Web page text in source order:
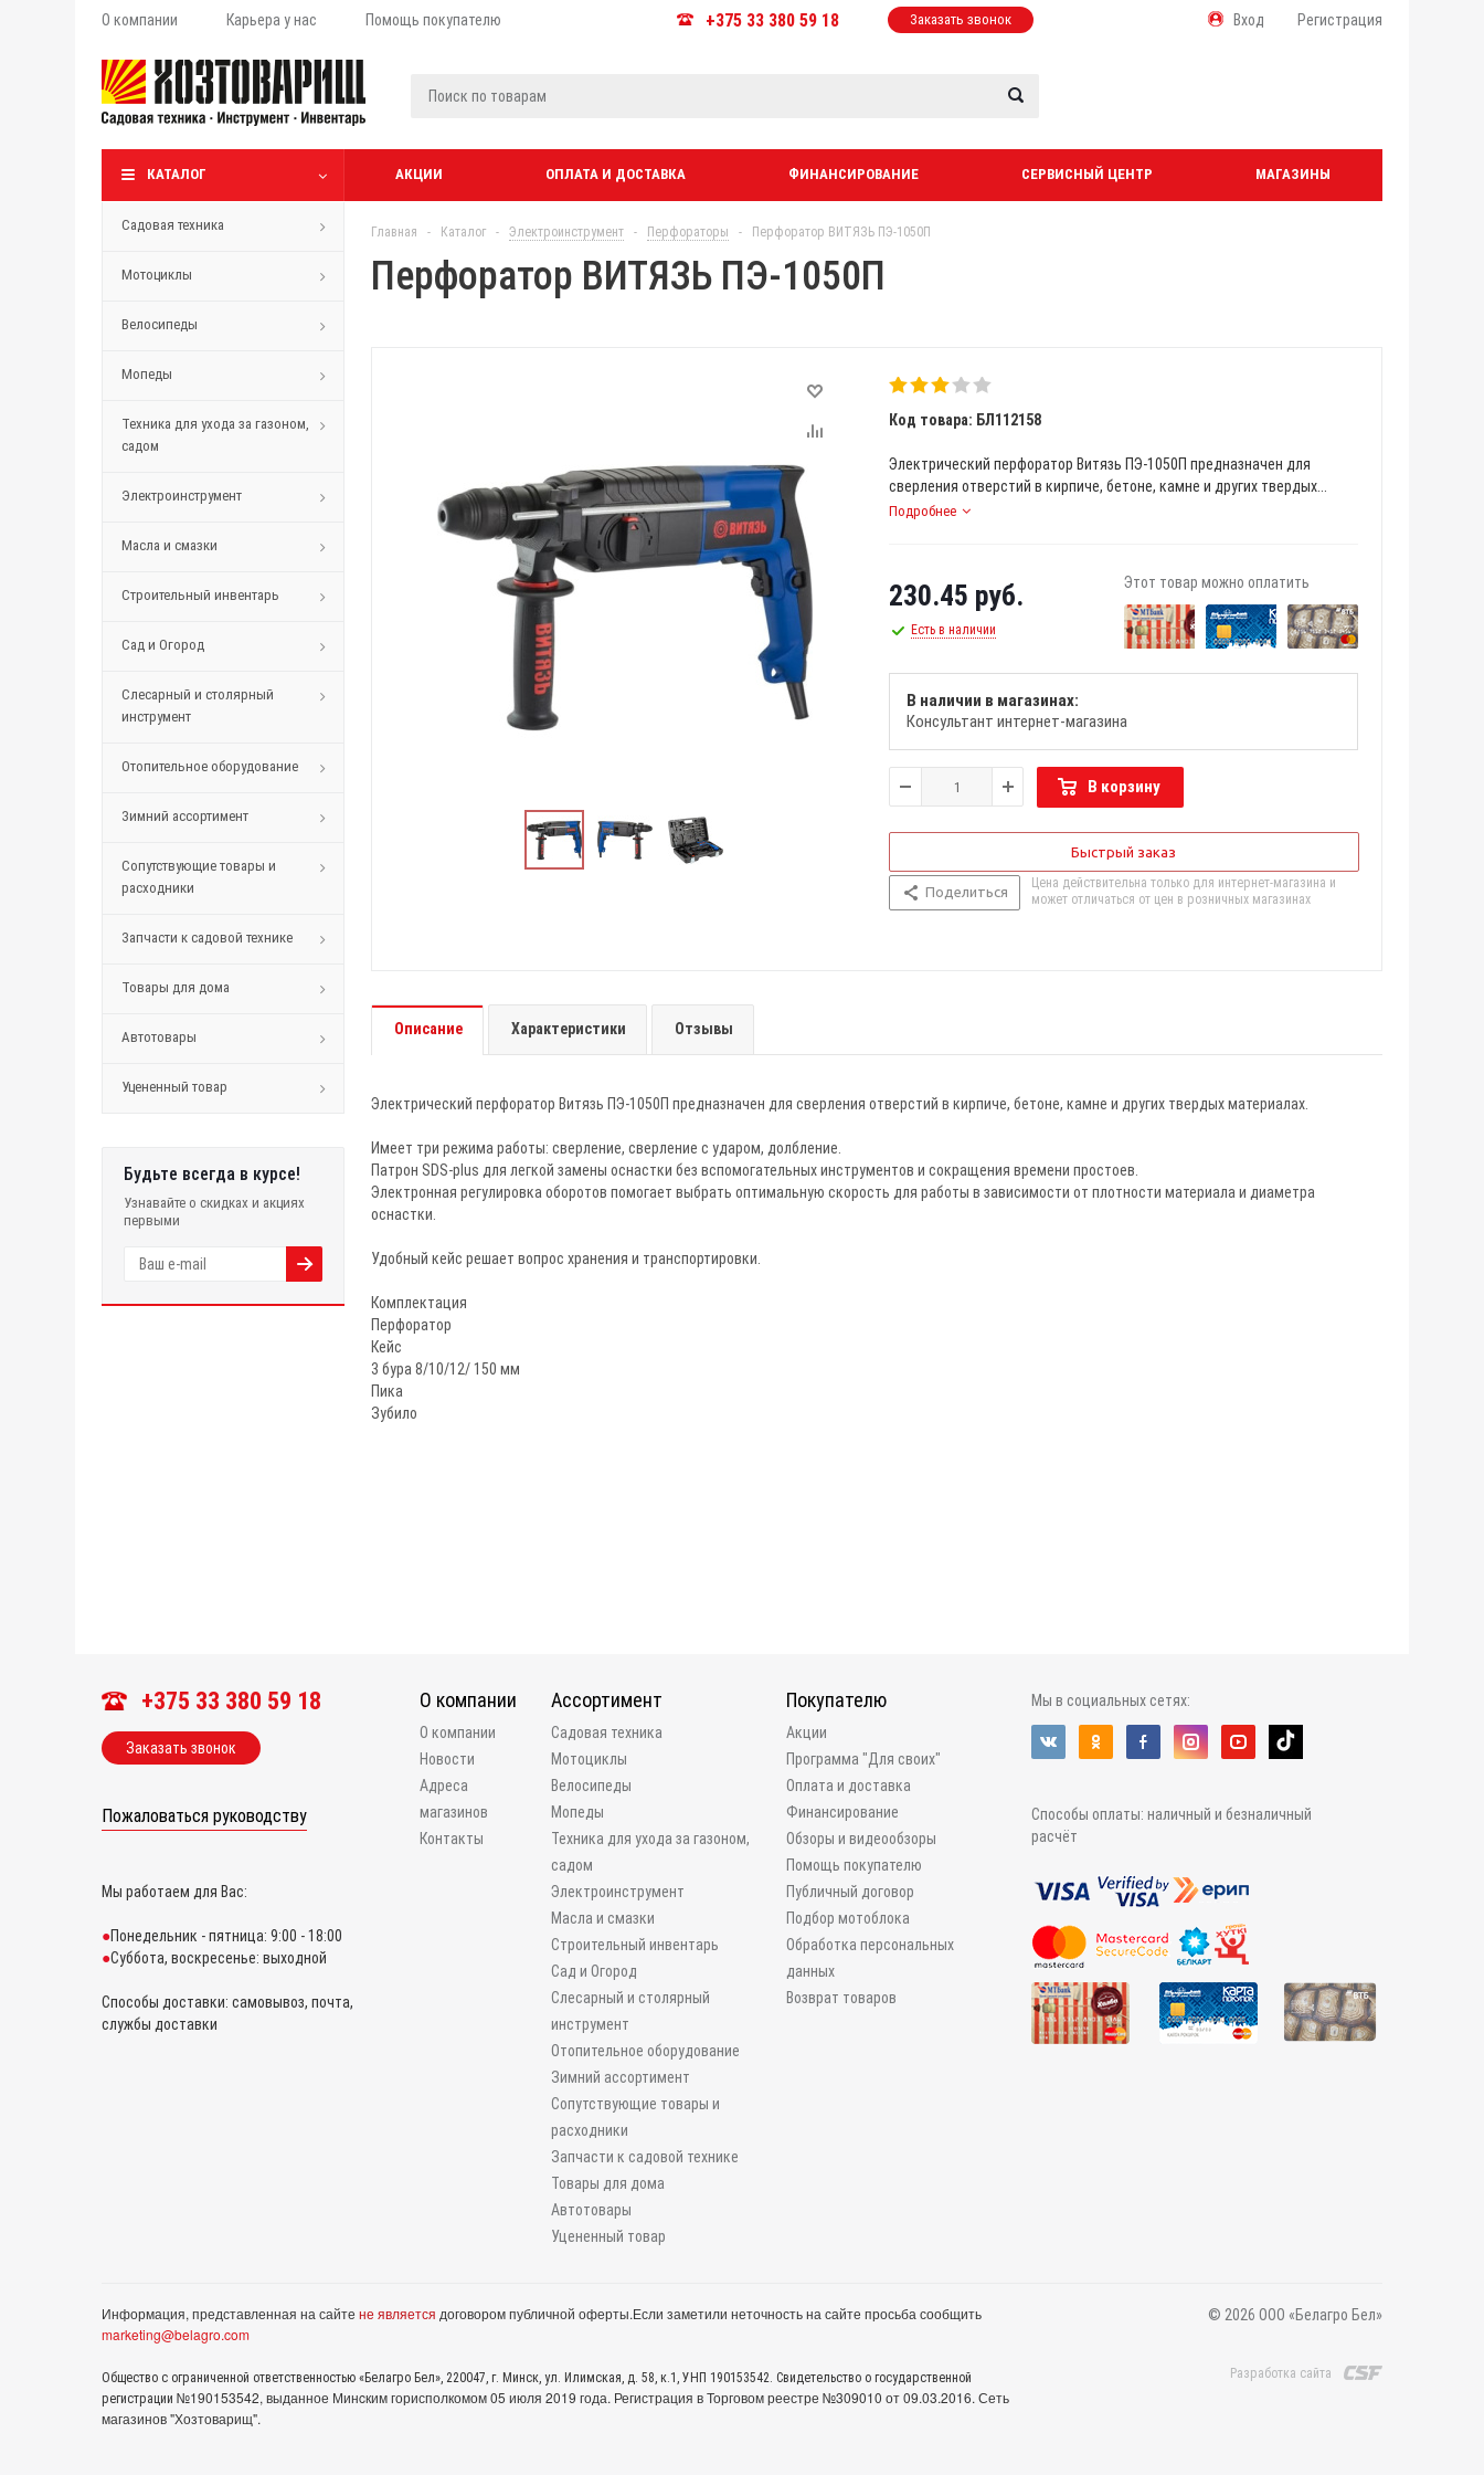
О компании Карьера у нас Помощь покупателю +375 33 380 59 18 Заказать звонок Вход Регистрация
КАТАЛОГ АКЦИИ ОПЛАТА И ДОСТАВКА ФИНАНСИРОВАНИЕ СЕРВИСНЫЙ ЦЕНТР МАГАЗИНЫ
Садовая техника
Мотоциклы
Велосипеды
Мопеды
Техника для ухода за газоном,
садом
Электроинструмент
Масла и смазки
Строительный инвентарь
Сад и Огород
Слесарный и столярный
инструмент
Отопительное оборудование
Зимний ассортимент
Сопутствующие товары и
расходники
Запчасти к садовой технике
Товары для дома
Автотовары
Уцененный товар
Будьте всегда в курсе!
Узнавайте о скидках и акциях
первыми
Главная - Каталог - Электроинструмент - Перфораторы - Перфоратор ВИТЯЗЬ ПЭ-1050П
Перфоратор ВИТЯЗЬ ПЭ-1050П
Код товара: БЛ112158
Электрический перфоратор Витязь ПЭ-1050П предназначен для
сверления отверстий в кирпиче, бетоне, камне и других твердых...
Подробнее
230.45 руб.
Есть в наличии
Этот товар можно оплатить
В наличии в магазинах:
Консультант интернет-магазина
В корзину
Быстрый заказ
Поделиться
Цена действительна только для интернет-магазина и
может отличаться от цен в розничных магазинах
Описание Характеристики Отзывы
Электрический перфоратор Витязь ПЭ-1050П предназначен для сверления отверстий в кирпиче, бетоне, камне и других твердых материалах.
Имеет три режима работы: сверление, сверление с ударом, долбление.
Патрон SDS-plus для легкой замены оснастки без вспомогательных инструментов и сокращения времени простоев.
Электронная регулировка оборотов помогает выбрать оптимальную скорость для работы в зависимости от плотности материала и диаметра
оснастки.
Удобный кейс решает вопрос хранения и транспортировки.
Комплектация
Перфоратор
Кейс
3 бура 8/10/12/ 150 мм
Пика
Зубило
+375 33 380 59 18
Заказать звонок
Пожаловаться руководству
Мы работаем для Вас:
Понедельник - пятница: 9:00 - 18:00
Суббота, воскресенье: выходной
Способы доставки: самовывоз, почта,
службы доставки
О компании
О компании
Новости
Адреса
магазинов
Контакты
Ассортимент
Садовая техника
Мотоциклы
Велосипеды
Мопеды
Техника для ухода за газоном,
садом
Электроинструмент
Масла и смазки
Строительный инвентарь
Сад и Огород
Слесарный и столярный
инструмент
Отопительное оборудование
Зимний ассортимент
Сопутствующие товары и
расходники
Запчасти к садовой технике
Товары для дома
Автотовары
Уцененный товар
Покупателю
Акции
Программа "Для своих"
Оплата и доставка
Финансирование
Обзоры и видеообзоры
Помощь покупателю
Публичный договор
Подбор мотоблока
Обработка персональных
данных
Возврат товаров
Мы в социальных сетях:
Способы оплаты: наличный и безналичный
расчёт
Информация, представленная на сайте не является договором публичной оферты.Если заметили неточность на сайте просьба сообщить
marketing@belagro.com
Общество с ограниченной ответственностью «Белагро Бел», 220047, г. Минск, ул. Илимская, д. 58, к.1, УНП 190153542. Свидетельство о государственной
регистрации №190153542, выданное Минcким горисполкомом 05 июля 2019 года. Регистрация в Торговом реестре №309010 от 09.03.2016. Сеть
магазинов "Хозтоварищ".
© 2026 ООО «Белагро Бел»
Разработка сайта